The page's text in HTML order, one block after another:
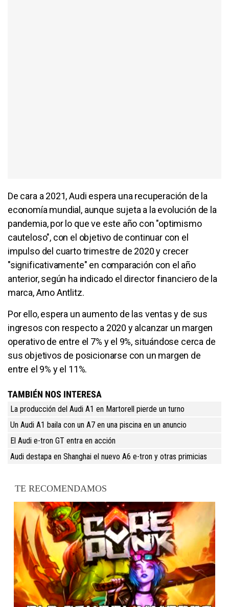
De cara a 2021, Audi espera una recuperación de la
economía mundial, aunque sujeta a la evolución de la
pandemia, por lo que ve este año con "optimismo
cauteloso", con el objetivo de continuar con el
impulso del cuarto trimestre de 2020 y crecer
"significativamente" en comparación con el año
anterior, según ha indicado el director financiero de la
marca, Arno Antlitz.
Por ello, espera un aumento de las ventas y de sus
ingresos con respecto a 2020 y alcanzar un margen
operativo de entre el 7% y el 9%, situándose cerca de
sus objetivos de posicionarse con un margen de
entre el 9% y el 11%.
TAMBIÉN NOS INTERESA
La producción del Audi A1 en Martorell pierde un turno
Un Audi A1 baila con un A7 en una piscina en un anuncio
El Audi e-tron GT entra en acción
Audi destapa en Shanghai el nuevo A6 e-tron y otras primicias
TE RECOMENDAMOS